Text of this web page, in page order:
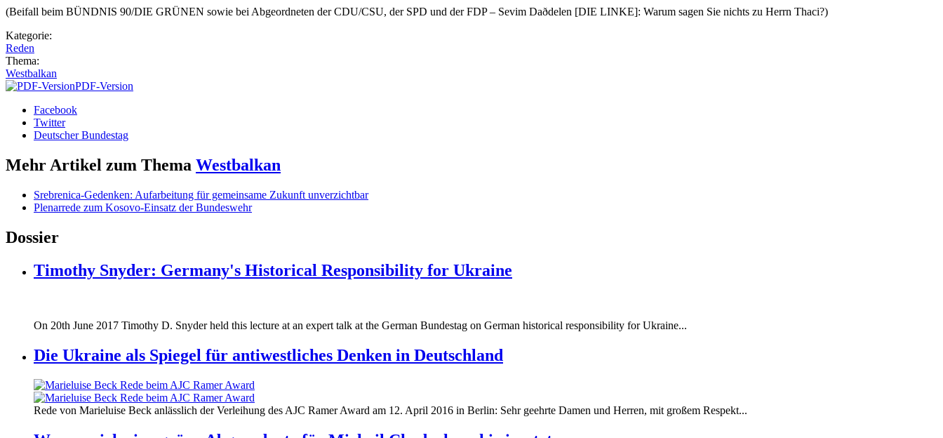
(Beifall beim BÜNDNIS 90/DIE GRÜNEN sowie bei Abgeordneten der CDU/CSU, der SPD und der FDP – Sevim Daðdelen [DIE LINKE]: Warum sagen Sie nichts zu Herrn Thaci?)
Kategorie:
Reden
Thema:
Westbalkan
PDF-Version
Facebook
Twitter
Deutscher Bundestag
Mehr Artikel zum Thema Westbalkan
Srebrenica-Gedenken: Aufarbeitung für gemeinsame Zukunft unverzichtbar
Plenarrede zum Kosovo-Einsatz der Bundeswehr
Dossier
Timothy Snyder: Germany's Historical Responsibility for Ukraine
170620_fg_ukraine_timothy_snyder.jpg
170620_fg_ukraine_timothy_snyder.jpg
On 20th June 2017 Timothy D. Snyder held this lecture at an expert talk at the German Bundestag on German historical responsibility for Ukraine...
Die Ukraine als Spiegel für antiwestliches Denken in Deutschland
160412_ramer_award.jpg
160412_ramer_award.jpg
Rede von Marieluise Beck anlässlich der Verleihung des AJC Ramer Award am 12. April 2016 in Berlin: Sehr geehrte Damen und Herren, mit großem Respekt...